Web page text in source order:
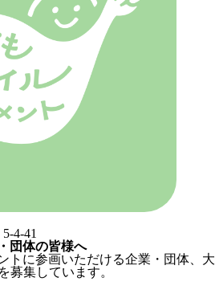
4-41
団体の皆様へ
トに参画いただける企業・団体、大
募集しています。